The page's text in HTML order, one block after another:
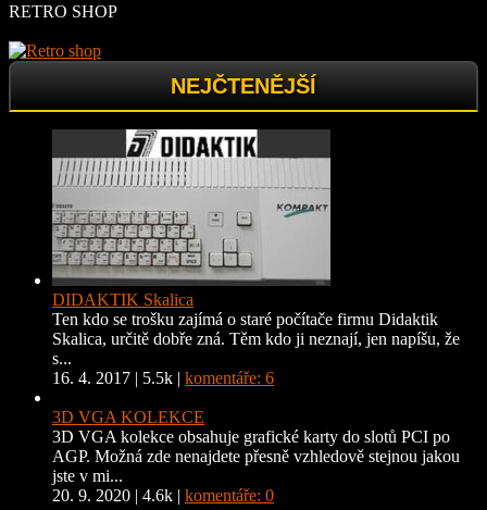
RETRO SHOP
NEJČTENĚJŠÍ
DIDAKTIK Skalica
Ten kdo se trošku zajímá o staré počítače firmu Didaktik
Skalica, určitě dobře zná. Těm kdo ji neznají, jen napíšu, že
s...
16. 4. 2017 | 5.5k | komentáře: 6
3D VGA KOLEKCE
3D VGA kolekce obsahuje grafické karty do slotů PCI po
AGP. Možná zde nenajdete přesně vzhledově stejnou jakou
jste v mi...
20. 9. 2020 | 4.6k | komentáře: 0